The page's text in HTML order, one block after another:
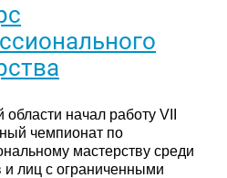
области начал работу VII
чемпионат по
мастерству среди
и лиц с ограниченными